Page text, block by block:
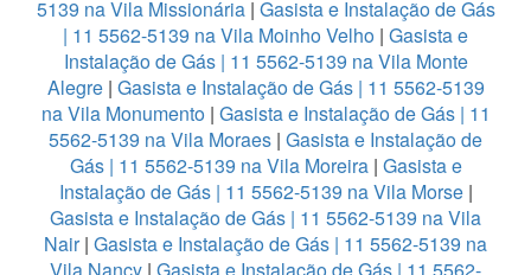
5139 na Vila Missionária| Gasista e Instalação de Gás
| 11 5562-5139 na Vila Moinho Velho | Gasista e
Instalação de Gás | 11 5562-5139 na Vila Monte
Alegre| Gasista e Instalação de Gás | 11 5562-5139
na Vila Monumento| Gasista e Instalação de Gás | 11
5562-5139 na Vila Moraes | Gasista e Instalação de
Gás | 11 5562-5139 na Vila Moreira| Gasista e
Instalação de Gás | 11 5562-5139 na Vila Morse|
Gasista e Instalação de Gás | 11 5562-5139 na Vila
Nair| Gasista e Instalação de Gás | 11 5562-5139 na